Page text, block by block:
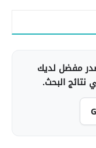
مفضل لديك
نتائج البحث.